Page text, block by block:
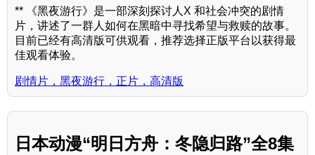
** 《黑夜游行》是一部深刻探讨人X 和社会冲突的剧情
片，讲述了一群人如何在黑暗中寻找希望与救赎的故事。
目前已经有高清版可供观看，推荐选择正版平台以获得最
佳观看体验。
剧情片，黑夜游行，正片，高清版
日本动漫“明日方舟：冬隐归路”全8集